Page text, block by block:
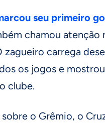
seu primeiro
chamou
zagueiro carrega
os jogos e
clube.
o Grêmio, o